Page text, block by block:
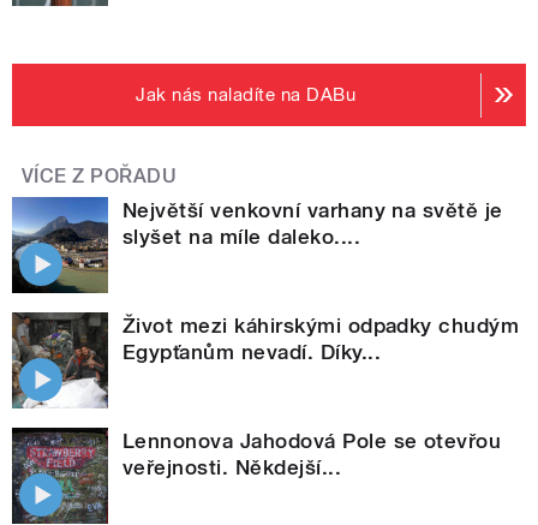
Jak nás naladíte na DABu
VÍCE Z POŘADU
Největší venkovní varhany na světě je
slyšet na míle daleko....
Život mezi káhirskými odpadky chudým
Egypťanům nevadí. Díky...
Lennonova Jahodová Pole se otevřou
veřejnosti. Někdejší...